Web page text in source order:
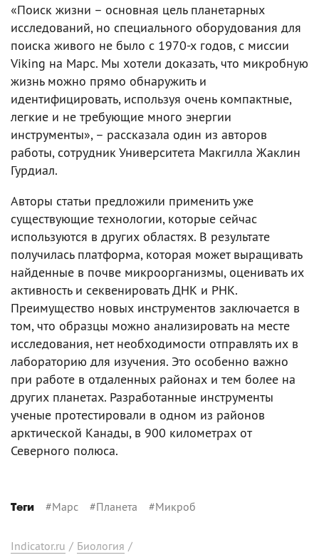
«Поиск жизни – основная цель планетарных
исследований, но специального оборудования для
поиска живого не было с 1970-х годов, с миссии
Viking на Марс. Мы хотели доказать, что микробную
жизнь можно прямо обнаружить и
идентифицировать, используя очень компактные,
легкие и не требующие много энергии
инструменты», – рассказала один из авторов
работы, сотрудник Университета Макгилла Жаклин
Гурдиал.
Авторы статьи предложили применить уже
существующие технологии, которые сейчас
используются в других областях. В результате
получилась платформа, которая может выращивать
найденные в почве микроорганизмы, оценивать их
активность и секвенировать ДНК и РНК.
Преимущество новых инструментов заключается в
том, что образцы можно анализировать на месте
исследования, нет необходимости отправлять их в
лабораторию для изучения. Это особенно важно
при работе в отдаленных районах и тем более на
других планетах. Разработанные инструменты
ученые протестировали в одном из районов
арктической Канады, в 900 километрах от
Северного полюса.
Теги #Марс #Планета #Микроб
Indicator.ru / Биология /